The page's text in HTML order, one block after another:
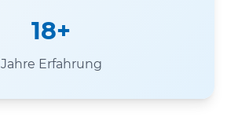
18+
Jahre Erfahrung